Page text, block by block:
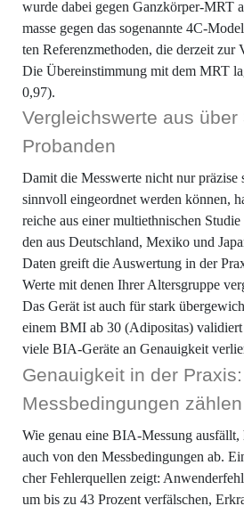
wur­de dabei gegen Ganz­kör­per-MRT
mas­se gegen das soge­nann­te 4C-
ten Refe­renz­me­tho­den, die der­zeit zur
Die Über­ein­stim­mung mit dem MRT
0,97).
Ver­gleichs­wer­te aus über
Probanden
Damit die Mess­wer­te nicht nur prä­zi­se
sinn­voll ein­ge­ord­net wer­den kön­nen,
rei­che aus einer mul­ti­eth­ni­schen
den aus Deutsch­land, Mexi­ko und
Daten greift die Aus­wer­tung in der
Wer­te mit denen Ihrer Alters­grup­pe
Das Gerät ist auch für stark
einem BMI ab 30 (Adi­po­si­tas)
vie­le BIA-Gerä­te an Genau­ig­keit
Genau­ig­keit in der
Mess­be­din­gun­gen zählen
Wie genau eine BIA-Mes­sung aus­fällt,
auch von den Mess­be­din­gun­gen ab.
cher Feh­ler­quel­len zeigt:
um bis zu 43 Pro­zent ver­fäl­schen,